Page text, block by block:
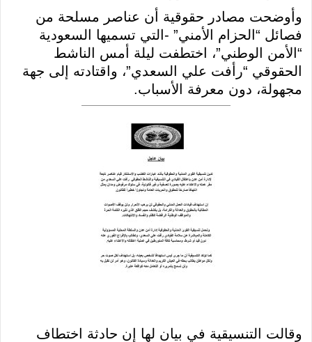
وأوضحت مصادر حقوقية أن عناصر مسلحة من
فصائل “الحزام الأمني” -التي تسميها السعودية
“الأمن الوطني”، اختطفت ليلة أمس الناشط
الحقوقي “رأفت علي السعدي”، واقتادته إلى جهة
مجهولة، دون معرفة الأسباب.
وقالت التنسيقية في بيان لها إن حادثة اختطاف